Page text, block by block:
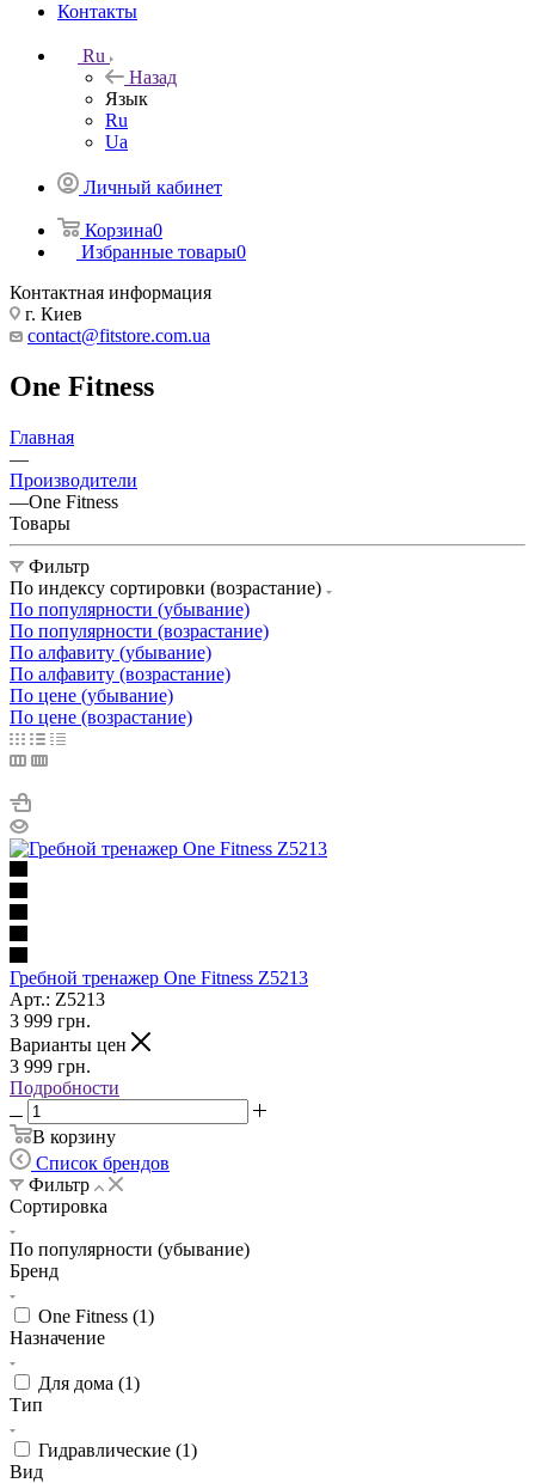
Контакты
Ru
Назад
Язык
Ru
Ua
Личный кабинет
Корзина0
Избранные товары0
Контактная информация
г. Киев
contact@fitstore.com.ua
One Fitness
Главная
—
Производители
—One Fitness
Товары
Фильтр
По индексу сортировки (возрастание)
По популярности (убывание)
По популярности (возрастание)
По алфавиту (убывание)
По алфавиту (возрастание)
По цене (убывание)
По цене (возрастание)
Гребной тренажер One Fitness Z5213
Арт.: Z5213
3 999 грн.
Варианты цен
3 999 грн.
Подробности
В корзину
Список брендов
Фильтр
Сортировка
По популярности (убывание)
Бренд
One Fitness (1)
Назначение
Для дома (1)
Тип
Гидравлические (1)
Вид